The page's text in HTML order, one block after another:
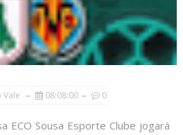
Vale 08:08:00 0
ECO Sousa Esporte Clube jogará